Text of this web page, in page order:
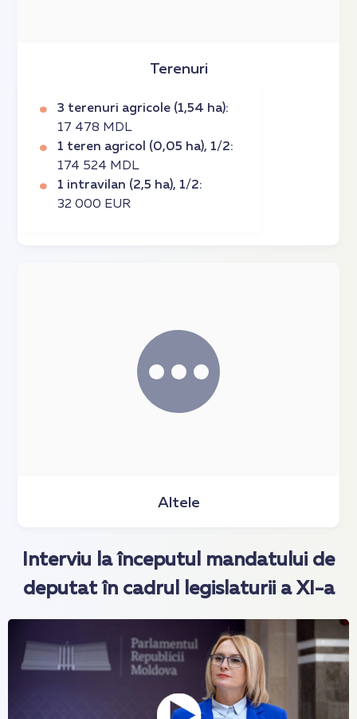
Terenuri
3 terenuri agricole (1,54 ha):
17 478 MDL
1 teren agricol (0,05 ha), 1/2:
174 524 MDL
1 intravilan (2,5 ha), 1/2:
32 000 EUR
Altele
Interviu la începutul mandatului de
deputat în cadrul legislaturii a XI-a